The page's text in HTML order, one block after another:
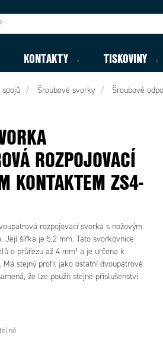
KONTAKTY TISKOVINY
spojů Šroubové svorky Šroubové
ROZPOJOVACÍ
KONTAKTEM ZS4-
rozpojovací svorka s nožovým
Její šířka je 5,2 mm. Tato svorkovnice
o průřezu až 4 mm² a je určena k
Má stejný profil jako ostatní dvoupatrové
že lze použít stejné příslušenství.